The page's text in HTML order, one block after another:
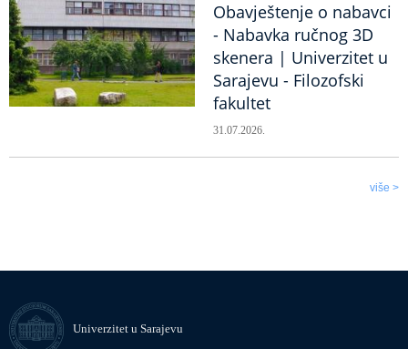
Obavještenje o nabavci
- Nabavka ručnog 3D
skenera | Univerzitet u
Sarajevu - Filozofski
fakultet
31.07.2026.
više >
Univerzitet u Sarajevu